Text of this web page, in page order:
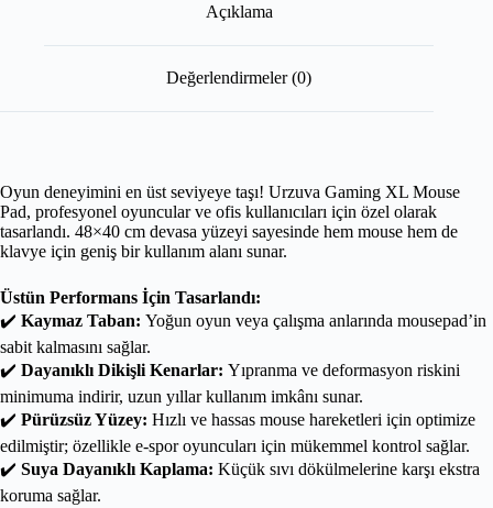
Açıklama
Değerlendirmeler (0)
Oyun deneyimini en üst seviyeye taşı! Urzuva Gaming XL Mouse
Pad, profesyonel oyuncular ve ofis kullanıcıları için özel olarak
tasarlandı. 48×40 cm devasa yüzeyi sayesinde hem mouse hem de
klavye için geniş bir kullanım alanı sunar.
Üstün Performans İçin Tasarlandı:
✔️ Kaymaz Taban: Yoğun oyun veya çalışma anlarında mousepad’in
sabit kalmasını sağlar.
✔️ Dayanıklı Dikişli Kenarlar: Yıpranma ve deformasyon riskini
minimuma indirir, uzun yıllar kullanım imkânı sunar.
✔️ Pürüzsüz Yüzey: Hızlı ve hassas mouse hareketleri için optimize
edilmiştir; özellikle e-spor oyuncuları için mükemmel kontrol sağlar.
✔️ Suya Dayanıklı Kaplama: Küçük sıvı dökülmelerine karşı ekstra
koruma sağlar.